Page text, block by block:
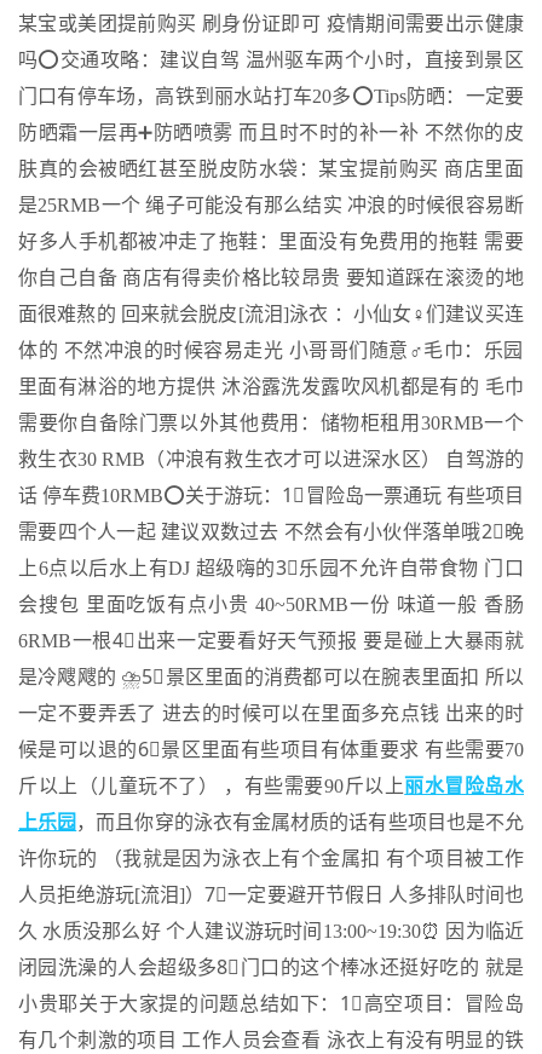
某宝或美团提前购买 刷身份证即可 疫情期间需要出示健康
吗⭕️交通攻略：建议自驾 温州驱车两个小时，直接到景区
门口有停车场，高铁到丽水站打车20多⭕️Tips防晒：一定要
防晒霜一层再➕防晒喷雾 而且时不时的补一补 不然你的皮
肤真的会被晒红甚至脱皮防水袋：某宝提前购买 商店里面
是25RMB一个 绳子可能没有那么结实 冲浪的时候很容易断
好多人手机都被冲走了拖鞋：里面没有免费用的拖鞋 需要
你自己自备 商店有得卖价格比较昂贵 要知道踩在滚烫的地
面很难熬的 回来就会脱皮[流泪]泳衣 ：小仙女‍♀️们建议买连
体的 不然冲浪的时候容易走光 小哥哥们随意‍♂️毛巾：乐园
里面有淋浴的地方提供 沐浴露洗发露吹风机都是有的 毛巾
需要你自备除门票以外其他费用：储物柜租用30RMB一个
救生衣30 RMB（冲浪有救生衣才可以进深水区） 自驾游的
话 停车费10RMB⭕️关于游玩：1⃣️冒险岛一票通玩 有些项目
需要四个人一起 建议双数过去 不然会有小伙伴落单哦2⃣️晚
上6点以后水上有DJ 超级嗨的3⃣️乐园不允许自带食物 门口
会搜包 里面吃饭有点小贵 40~50RMB一份 味道一般 香肠
6RMB一根4⃣️出来一定要看好天气预报 要是碰上大暴雨就
是冷飕飕的 ⛈️5⃣️景区里面的消费都可以在腕表里面扣 所以
一定不要弄丢了 进去的时候可以在里面多充点钱 出来的时
候是可以退的6⃣️景区里面有些项目有体重要求 有些需要70
斤以上（儿童玩不了） ，有些需要90斤以上丽水冒险岛水
上乐园 ，而且你穿的泳衣有金属材质的话有些项目也是不允
许你玩的 （我就是因为泳衣上有个金属扣 有个项目被工作
人员拒绝游玩[流泪]）7⃣️一定要避开节假日 人多排队时间也
久 水质没那么好 个人建议游玩时间13:00~19:30⏰ 因为临近
闭园洗澡的人会超级多8⃣️门口的这个棒冰还挺好吃的 就是
小贵耶关于大家提的问题总结如下：1⃣️高空项目：冒险岛
有几个刺激的项目 工作人员会查看 泳衣上有没有明显的铁